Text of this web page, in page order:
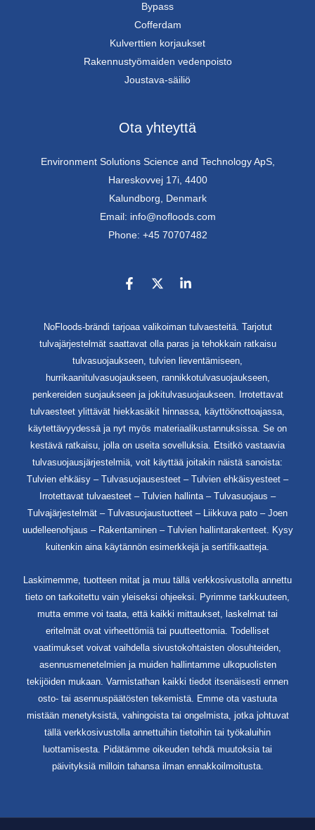
Bypass
Cofferdam
Kulverttien korjaukset
Rakennustyömaiden vedenpoisto
Joustava-säiliö
Ota yhteyttä
Environment Solutions Science and Technology ApS,
Hareskovvej 17i, 4400
Kalundborg, Denmark
Email: info@nofloods.com
Phone: +45 70707482
NoFloods-brändi tarjoaa valikoiman tulvaesteitä. Tarjotut
tulvajärjestelmät saattavat olla paras ja tehokkain ratkaisu
tulvasuojaukseen, tulvien lieventämiseen,
hurrikaanitulvasuojaukseen, rannikkotulvasuojaukseen,
penkereiden suojaukseen ja jokitulvasuojaukseen. Irrotettavat
tulvaesteet ylittävät hiekkasäkit hinnassa, käyttöönottoajassa,
käytettävyydessä ja nyt myös materiaalikustannuksissa. Se on
kestävä ratkaisu, jolla on useita sovelluksia. Etsitkö vastaavia
tulvasuojausjärjestelmiä, voit käyttää joitakin näistä sanoista:
Tulvien ehkäisy – Tulvasuojausesteet – Tulvien ehkäisyesteet –
Irrotettavat tulvaesteet – Tulvien hallinta – Tulvasuojaus –
Tulvajärjestelmät – Tulvasuojaustuotteet – Liikkuva pato – Joen
uudelleenohjaus – Rakentaminen – Tulvien hallintarakenteet. Kysy
kuitenkin aina käytännön esimerkkejä ja sertifikaatteja.
Laskimemme, tuotteen mitat ja muu tällä verkkosivustolla annettu
tieto on tarkoitettu vain yleiseksi ohjeeksi. Pyrimme tarkkuuteen,
mutta emme voi taata, että kaikki mittaukset, laskelmat tai
eritelmät ovat virheettömiä tai puutteettomia. Todelliset
vaatimukset voivat vaihdella sivustokohtaisten olosuhteiden,
asennusmenetelmien ja muiden hallintamme ulkopuolisten
tekijöiden mukaan. Varmistathan kaikki tiedot itsenäisesti ennen
osto- tai asennuspäätösten tekemistä. Emme ota vastuuta
mistään menetyksistä, vahingoista tai ongelmista, jotka johtuvat
tällä verkkosivustolla annettuihin tietoihin tai työkaluihin
luottamisesta. Pidätämme oikeuden tehdä muutoksia tai
päivityksiä milloin tahansa ilman ennakkoilmoitusta.